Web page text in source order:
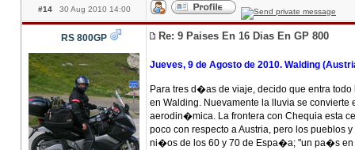
#14 30 Aug 2010 14:00
RS 800GP Re: 9 Paises En 16 Dias En GP 800
Jueves, 9 de Agosto de 2010. Walding
Para tres d�as de viaje, decido que entra
en Walding. Nuevamente la lluvia se
aerodin�mica. La frontera con Chequia esta
poco con respecto a Austria, pero los pueblos
ni�os de los 60 y 70 de Espa�a; "un pa�s